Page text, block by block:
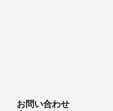
お問い合わせ